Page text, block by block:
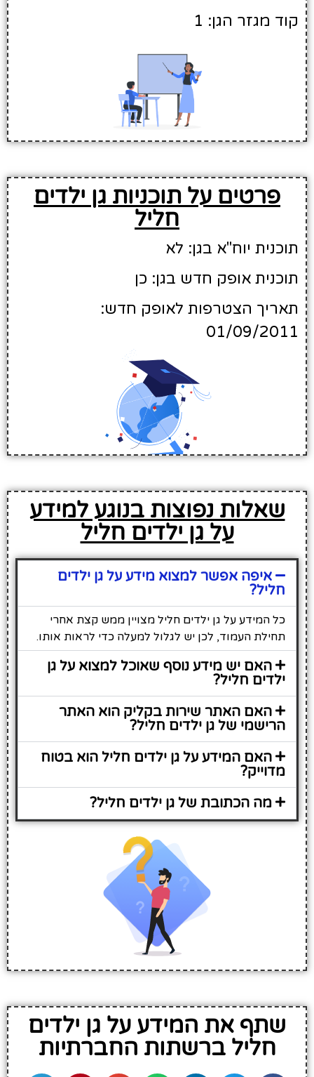
קוד מגזר הגן: 1
פרטים על תוכניות גן ילדים
חליל
תוכנית יוח"א בגן: לא
תוכנית אופק חדש בגן: כן
תאריך הצטרפות לאופק חדש:
01/09/2011
שאלות נפוצות בנוגע למידע
על גן ילדים חליל
איפה אפשר למצוא מידע על גן ילדים
חליל?
כל המידע על גן ילדים חליל מצויין ממש קצת אחרי
תחילת העמוד, לכן יש לגלול למעלה כדי לראות אותו.
האם יש מידע נוסף שאוכל למצוא על גן
ילדים חליל?
האם האתר שירות בקליק הוא האתר
הרישמי של גן ילדים חליל?
האם המידע על גן ילדים חליל הוא בטוח
מדוייק?
מה הכתובת של גן ילדים חליל?
שתף את המידע על גן ילדים
חליל ברשתות החברתיות